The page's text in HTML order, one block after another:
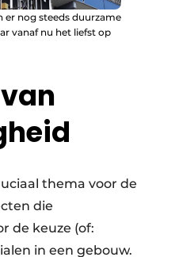
er nog steeds duurzame
vanaf nu het liefst op
thema voor de
die
de keuze (of:
in een gebouw.